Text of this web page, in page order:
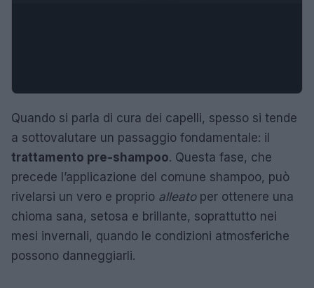
Quando si parla di cura dei capelli, spesso si tende
a sottovalutare un passaggio fondamentale: il
trattamento pre-shampoo. Questa fase, che
precede l’applicazione del comune shampoo, può
rivelarsi un vero e proprio alleatoper ottenere una
chioma sana, setosa e brillante, soprattutto nei
mesi invernali, quando le condizioni atmosferiche
possono danneggiarli.